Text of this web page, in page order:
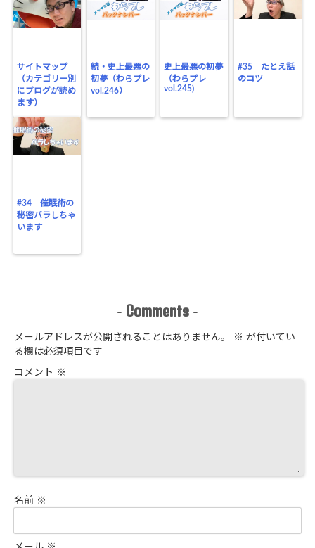
サイトマップ
（カテゴリー別
にブログが読め
ます）
続・史上最悪の
初夢（わらプレ
vol.246）
史上最悪の初夢
（わらプレ
vol.245)
#35 たとえ話
のコツ
#34 催眠術の
秘密バラしちゃ
います
- Comments -
メールアドレスが公開されることはありません。 ※ が付いてい
る欄は必須項目です
コメント ※
名前 ※